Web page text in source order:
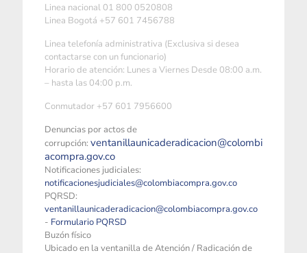
Linea nacional 01 800 0520808
Linea Bogotá +57 601 7456788
Linea telefonía administrativa (Exclusiva si desea
contactarse con un funcionario)
Horario de atención: Lunes a Viernes Desde 08:00 a.m.
– hasta las 04:00 p.m.
Conmutador +57 601 7956600
Denuncias por actos de
corrupción: ventanillaunicaderadicacion@colombi
acompra.gov.co
Notificaciones judiciales:
notificacionesjudiciales@colombiacompra.gov.co
PQRSD:
ventanillaunicaderadicacion@colombiacompra.gov.co
- Formulario PQRSD
Buzón físico
Ubicado en la ventanilla de Atención / Radicación de